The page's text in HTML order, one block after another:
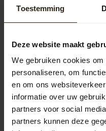
Toestemming
Deze website maakt
We gebruiken cookies
personaliseren, om
en om ons
informatie over uw
partners voor social
partners kunnen deze
gebruiksgemak aanzienlijk. Ze
Populaire
Regentonnen
Kuipen